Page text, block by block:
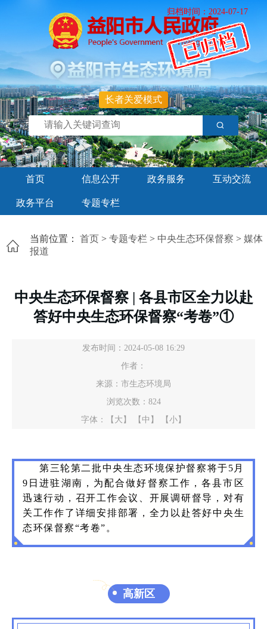
归档时间：2024-07-17
长者关爱模式
首页 信息公开 政务服务 互动交流
政务平台 专题专栏
当前位置： 首页 > 专题专栏 > 中央生态环保督察 > 媒体
报道
中央生态环保督察 | 各县市区全力以赴
答好中央生态环保督察“考卷”①
发布时间：2024-05-08 16:29
作者：
来源：市生态环境局
浏览次数： 824
字体：
【大】 【中】 【小】
第三轮第二批中央生态环境保护督察将于5月
9日进驻湖南，为配合做好督察工作，各县市区
迅速行动，召开工作会议、开展调研督导，对有
关工作作了详细安排部署，全力以赴答好中央生
态环保督察“考卷”。
高新区